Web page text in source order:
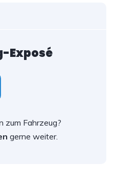
Exposé
zum Fahrzeug?
gerne weiter.